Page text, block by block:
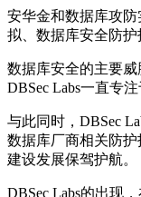
安华金和数据库攻
拟、数据库安全防护
数据库安全的主要
DBSec Labs一直专
与此同时，DBSec
数据库厂商相关防
建设发展保驾护航。
DBSec Labs的出现